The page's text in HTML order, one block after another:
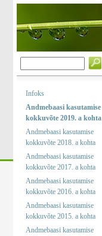
Infoks
Andmebaasi kasutamise
kokkuvõte 2019. a kohta
Andmebaasi kasutamise
kokkuvõte 2018. a kohta
Andmebaasi kasutamise
kokkuvõte 2017. a kohta
Andmebaasi kasutamise
kokkuvõte 2016. a kohta
Andmebaasi kasutamise
kokkuvõte 2015. a kohta
Andmebaasi kasutamise